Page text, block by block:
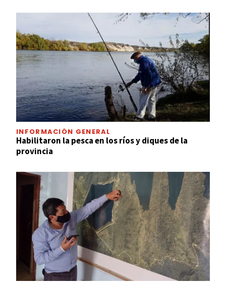
INFORMACIÓN GENERAL
Habilitaron la pesca en los ríos y diques de la
provincia